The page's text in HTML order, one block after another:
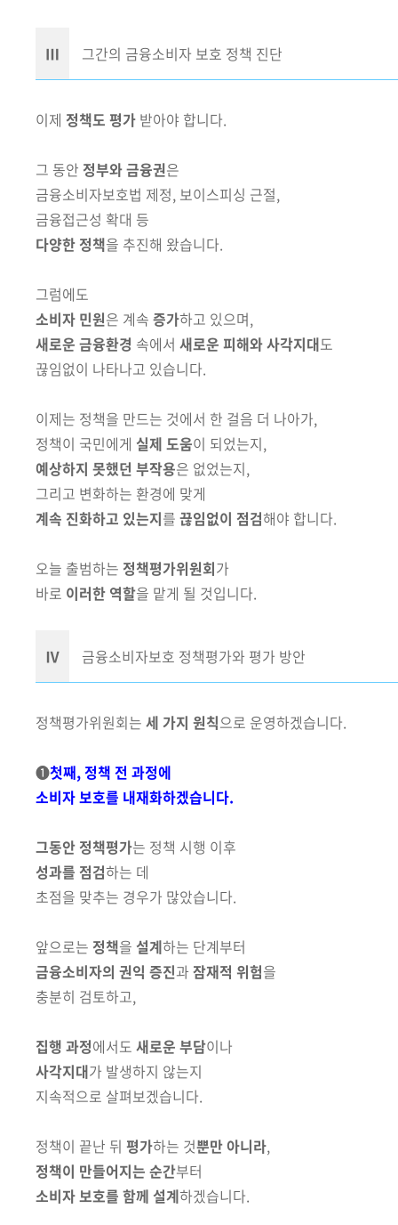
Ⅲ 그간의 금융소비자 보호 정책 진단
이제 정책도 평가 받아야 합니다.
그 동안 정부와 금융권은
금융소비자보호법 제정, 보이스피싱 근절,
금융접근성 확대 등
다양한 정책을 추진해 왔습니다.
그럼에도
소비자 민원은 계속 증가하고 있으며,
새로운 금융환경 속에서 새로운 피해와 사각지대도
끊임없이 나타나고 있습니다.
이제는 정책을 만드는 것에서 한 걸음 더 나아가,
정책이 국민에게 실제 도움이 되었는지,
예상하지 못했던 부작용은 없었는지,
그리고 변화하는 환경에 맞게
계속 진화하고 있는지를 끊임없이 점검해야 합니다.
오늘 출범하는 정책평가위원회가
바로 이러한 역할을 맡게 될 것입니다.
Ⅳ 금융소비자보호 정책평가와 평가 방안
정책평가위원회는 세 가지 원칙으로 운영하겠습니다.
➊첫째, 정책 전 과정에
소비자 보호를 내재화하겠습니다.
그동안 정책평가는 정책 시행 이후
성과를 점검하는 데
초점을 맞추는 경우가 많았습니다.
앞으로는 정책을 설계하는 단계부터
금융소비자의 권익 증진과 잠재적 위험을
충분히 검토하고,
집행 과정에서도 새로운 부담이나
사각지대가 발생하지 않는지
지속적으로 살펴보겠습니다.
정책이 끝난 뒤 평가하는 것뿐만 아니라,
정책이 만들어지는 순간부터
소비자 보호를 함께 설계하겠습니다.